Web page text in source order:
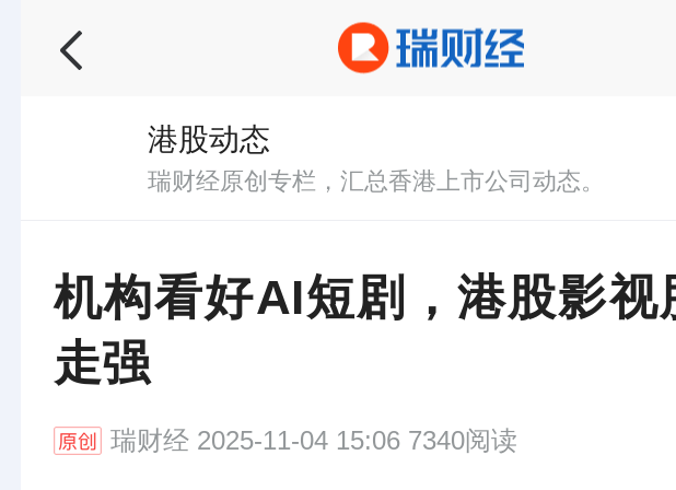
港股动态
瑞财经原创专栏，汇总香港上市公司动态。
机构看好AI短剧，港股影视
走强
瑞财经 2025-11-04 15:06 7340阅读